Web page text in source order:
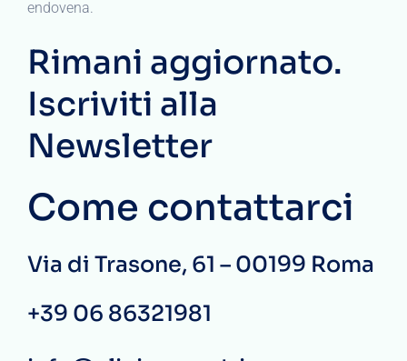
endovena.
Rimani aggiornato.
Iscriviti alla
Newsletter
Come contattarci
Via di Trasone, 61 – 00199 Roma
+39 06 86321981